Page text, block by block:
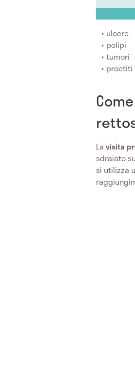
ulcere
polipi
tumori
proctiti
La visita
sdraiato
si utilizza